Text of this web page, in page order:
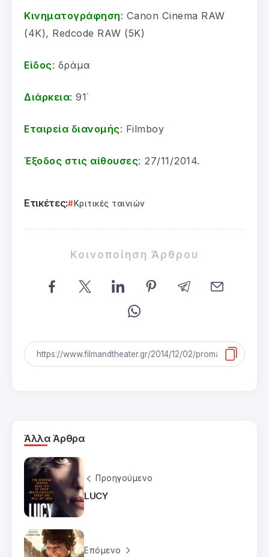
Κινηματογράφηση: Canon Cinema RAW
(4K), Redcode RAW (5K)
Είδος: δράμα
Διάρκεια: 91΄
Εταιρεία διανομής: Filmboy
Έξοδος στις αίθουσες: 27/11/2014.
Ετικέτες: Κριτικές ταινιών
Κοινοποίηση Άρθρου
Άλλα Άρθρα
Προηγούμενο
LUCY
Επόμενο